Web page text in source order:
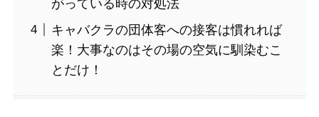
がっている時の対処法
キャバクラの団体客への接客は慣れれば
楽！大事なのはその場の空気に馴染むこ
とだけ！